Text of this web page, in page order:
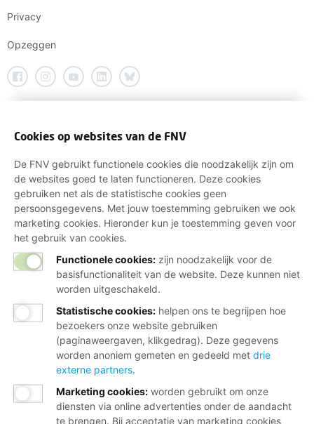
Privacy
Opzeggen
Cookies op websites van de FNV
De FNV gebruikt functionele cookies die noodzakelijk zijn om
de websites goed te laten functioneren. Deze cookies
gebruiken net als de statistische cookies geen
persoonsgegevens. Met jouw toestemming gebruiken we ook
marketing cookies. Hieronder kun je toestemming geven voor
het gebruik van cookies.
Functionele cookies: zijn noodzakelijk voor de
basisfunctionaliteit van de website. Deze kunnen niet
worden uitgeschakeld.
Statistische cookies: helpen ons te begrijpen hoe
bezoekers onze website gebruiken
(paginaweergaven, klikgedrag). Deze gegevens
worden anoniem gemeten en gedeeld met drie
externe partners.
Marketing cookies: worden gebruikt om onze
diensten via online advertenties onder de aandacht
te brengen. Bij acceptatie van marketing cookies